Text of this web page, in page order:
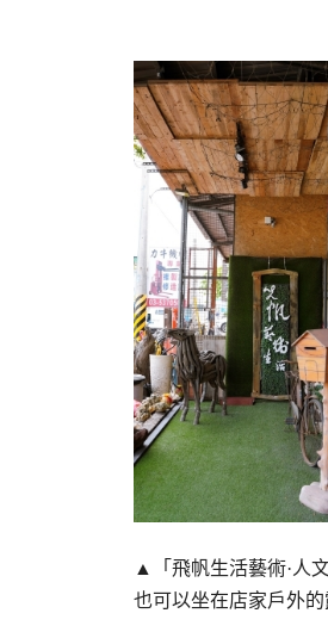
▲「飛帆生活藝術·人
也可以坐在店家戶外